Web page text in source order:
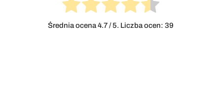
Średnia ocena4.7/ 5. Liczba ocen: 39